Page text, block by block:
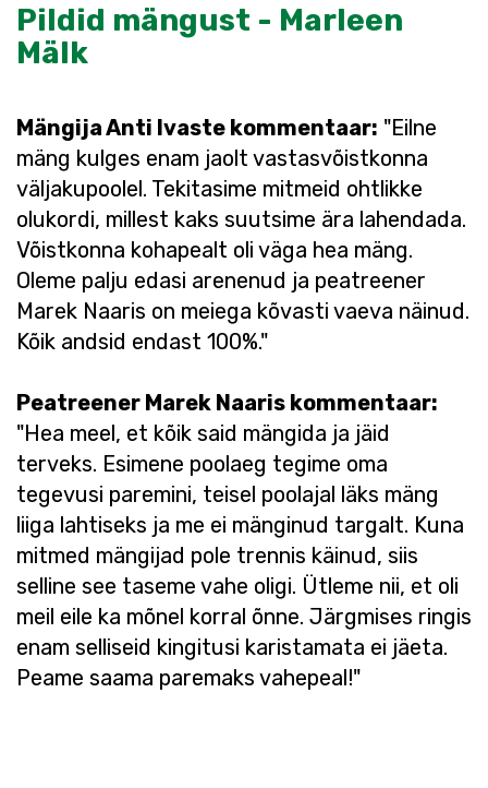
Pildid mängust - Marleen
Mälk
Mängija Anti Ivaste kommentaar: "Eilne
mäng kulges enam jaolt vastasvõistkonna
väljakupoolel. Tekitasime mitmeid ohtlikke
olukordi, millest kaks suutsime ära lahendada.
Võistkonna kohapealt oli väga hea mäng.
Oleme palju edasi arenenud ja peatreener
Marek Naaris on meiega kõvasti vaeva näinud.
Kõik andsid endast 100%."
Peatreener Marek Naaris kommentaar:
"Hea meel, et kõik said mängida ja jäid
terveks. Esimene poolaeg tegime oma
tegevusi paremini, teisel poolajal läks mäng
liiga lahtiseks ja me ei mänginud targalt. Kuna
mitmed mängijad pole trennis käinud, siis
selline see taseme vahe oligi. Ütleme nii, et oli
meil eile ka mõnel korral õnne. Järgmises ringis
enam selliseid kingitusi karistamata ei jäeta.
Peame saama paremaks vahepeal!"